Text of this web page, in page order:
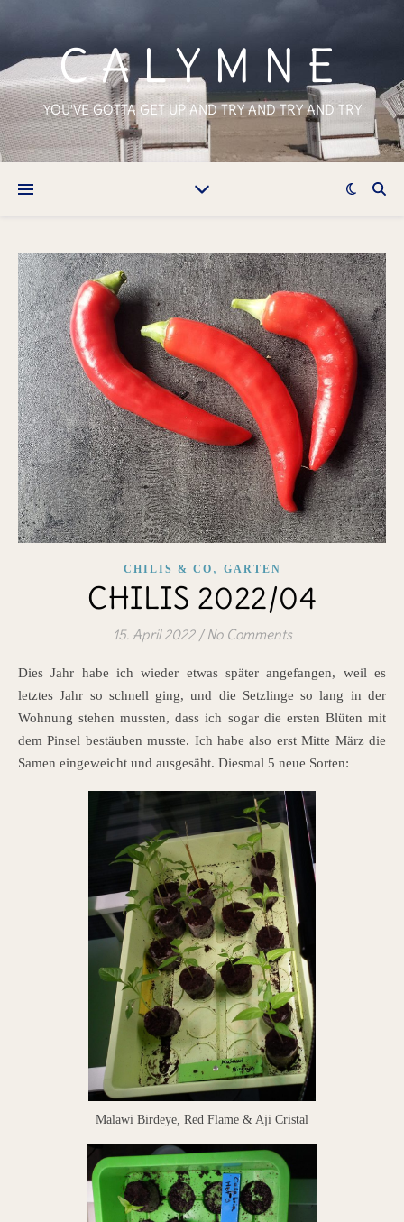
CALYMNE
YOU'VE GOTTA GET UP AND TRY AND TRY AND TRY
CHILIS & CO , GARTEN
CHILIS 2022/04
15. April 2022 / No Comments
Dies Jahr habe ich wieder etwas später angefangen, weil es
letztes Jahr so schnell ging, und die Setzlinge so lang in der
Wohnung stehen mussten, dass ich sogar die ersten Blüten mit
dem Pinsel bestäuben musste. Ich habe also erst Mitte März die
Samen eingeweicht und ausgesäht. Diesmal 5 neue Sorten:
Malawi Birdeye, Red Flame & Aji Cristal